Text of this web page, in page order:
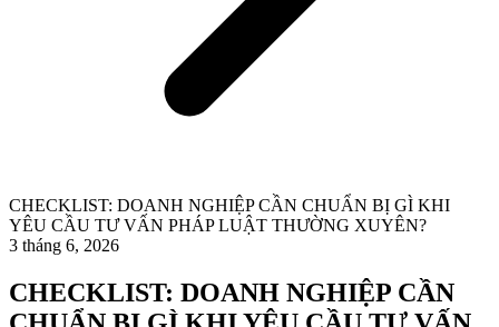
CHECKLIST: DOANH NGHIỆP CẦN CHUẨN BỊ GÌ KHI
YÊU CẦU TƯ VẤN PHÁP LUẬT THƯỜNG XUYÊN?
3 tháng 6, 2026
CHECKLIST: DOANH NGHIỆP CẦN